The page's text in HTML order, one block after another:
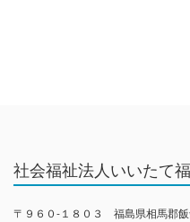
社会福祉法人いいたて
〒９６０-１８０３ 福島県相馬郡飯